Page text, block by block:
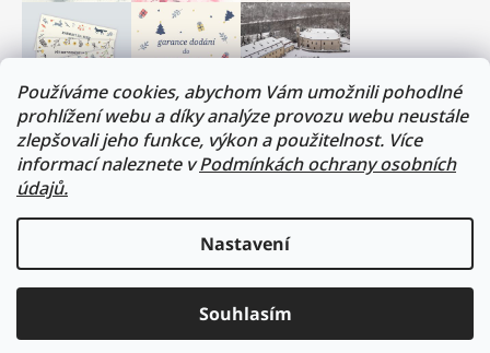
Používáme cookies, abychom Vám umožnili pohodlné
prohlížení webu a díky analýze provozu webu neustále
zlepšovali jeho funkce, výkon a použitelnost. Více
informací naleznete v Podmínkách ochrany osobních
údajů.
Nastavení
Souhlasím
Milí přátelé, musíme si trochu odpočinout :)
V termínu 17. - 31.července budeme na dovolené.
Všechny objednávky budou vyřízeny v prvním
srpnovém týdnu. Děkujeme za pochopení!
Přejeme vám všem krásné léto!
Lukáš a Veronika
sledovat na instagramu
vytvořil shoptet